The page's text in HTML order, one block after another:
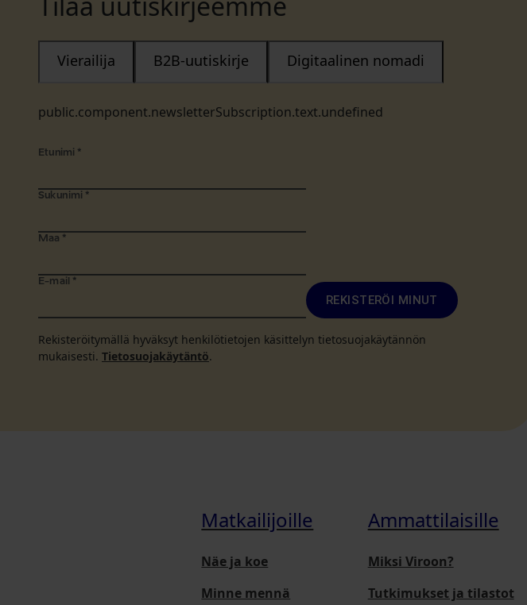
public.component.newsletterSubscription.text.undefined
Vierailija B2B-uutiskirje Digitaalinen nomadi
Etunimi *
Sukunimi *
Maa *
E-mail *
REKISTERÖI MINUT
Rekisteröitymällä hyväksyt henkilötietojen käsittelyn tietosuojakäytännön
mukaisesti. Tietosuojakäytäntö.
Matkailijoille
Näe ja koe
Minne mennä
Ammattilaisille
Miksi Viroon?
Tutkimukset ja tilastot